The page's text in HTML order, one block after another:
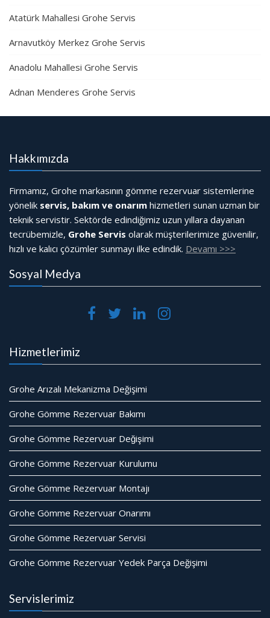
Atatürk Mahallesi Grohe Servis
Arnavutköy Merkez Grohe Servis
Anadolu Mahallesi Grohe Servis
Adnan Menderes Grohe Servis
Hakkımızda
Firmamız, Grohe markasının gömme rezervuar sistemlerine
yönelik servis, bakım ve onarım hizmetleri sunan uzman bir
teknik servistir. Sektörde edindiğimiz uzun yıllara dayanan
tecrübemizle, Grohe Servis olarak müşterilerimize güvenilir,
hızlı ve kalıcı çözümler sunmayı ilke edindik. Devamı >>>
Sosyal Medya
Hizmetlerimiz
Grohe Arızalı Mekanizma Değişimi
Grohe Gömme Rezervuar Bakımı
Grohe Gömme Rezervuar Değişimi
Grohe Gömme Rezervuar Kurulumu
Grohe Gömme Rezervuar Montajı
Grohe Gömme Rezervuar Onarımı
Grohe Gömme Rezervuar Servisi
Grohe Gömme Rezervuar Yedek Parça Değişimi
Servislerimiz